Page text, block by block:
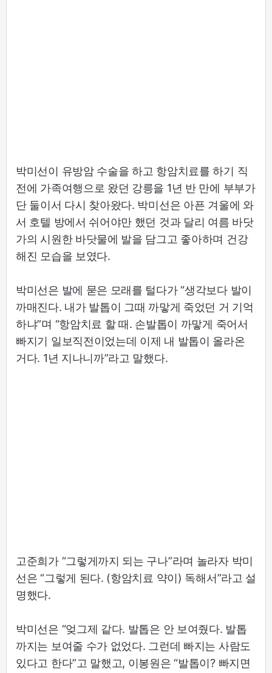
박미선이 유방암 수술을 하고 항암치료를 하기 직
전에 가족여행으로 왔던 강릉을 1년 반 만에 부부가
단 둘이서 다시 찾아왔다. 박미선은 아픈 겨울에 와
서 호텔 방에서 쉬어야만 했던 것과 달리 여름 바닷
가의 시원한 바닷물에 발을 담그고 좋아하며 건강
해진 모습을 보였다.
박미선은 발에 묻은 모래를 털다가 “생각보다 발이
까매진다. 내가 발톱이 그때 까맣게 죽었던 거 기억
하냐”며 “항암치료 할 때. 손발톱이 까맣게 죽어서
빠지기 일보직전이었는데 이제 내 발톱이 올라온
거다. 1년 지나니까”라고 말했다.
고준희가 “그렇게까지 되는 구나”라며 놀라자 박미
선은 “그렇게 된다. (항암치료 약이) 독해서”라고 설
명했다.
박미선은 “엊그제 같다. 발톱은 안 보여줬다. 발톱
까지는 보여줄 수가 없었다. 그런데 빠지는 사람도
있다고 한다”고 말했고, 이봉원은 “발톱이? 빠지면